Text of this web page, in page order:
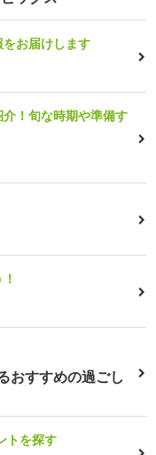
お届けします
！旬な時期や準備す
おすすめの過ごし
トを探す